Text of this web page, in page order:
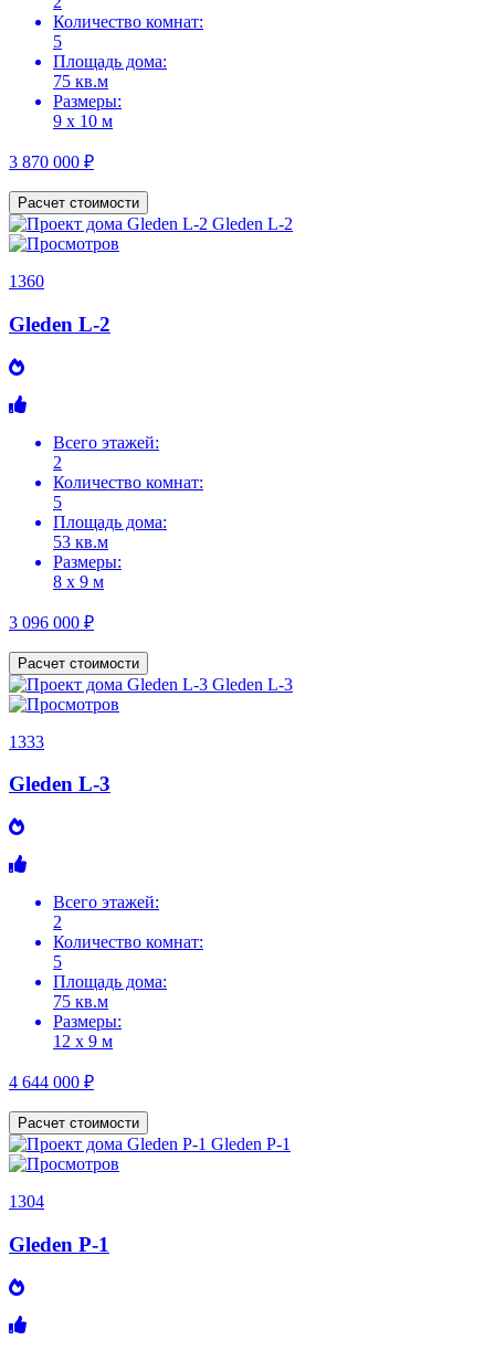
Количество комнат:
5
Площадь дома:
75 кв.м
Размеры:
9 х 10 м
3 870 000 ₽
Расчет стоимости
1360
Gleden L-2
Всего этажей:
2
Количество комнат:
5
Площадь дома:
53 кв.м
Размеры:
8 х 9 м
3 096 000 ₽
Расчет стоимости
1333
Gleden L-3
Всего этажей:
2
Количество комнат:
5
Площадь дома:
75 кв.м
Размеры:
12 х 9 м
4 644 000 ₽
Расчет стоимости
1304
Gleden P-1